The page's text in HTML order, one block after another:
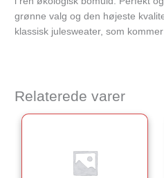
grønne valg og den højeste
klassisk julesweater, som
Relaterede varer